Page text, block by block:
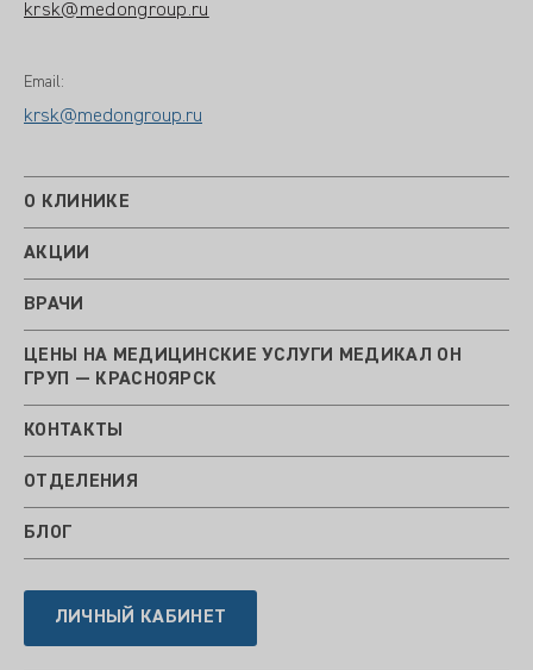
krsk@medongroup.ru
Email:
krsk@medongroup.ru
О КЛИНИКЕ
АКЦИИ
ВРАЧИ
ЦЕНЫ НА МЕДИЦИНСКИЕ УСЛУГИ МЕДИКАЛ ОН
ГРУП — КРАСНОЯРСК
КОНТАКТЫ
ОТДЕЛЕНИЯ
БЛОГ
ЛИЧНЫЙ КАБИНЕТ